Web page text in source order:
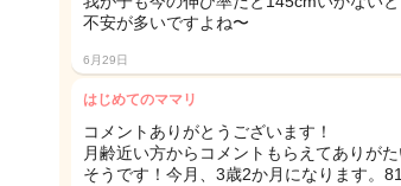
不安が多いですよね〜
6月29日
はじめてのママリ
コメントありがとうございます！
月齢近い方からコメントもらえてありが
そうです！今月、3歳2か月になります。